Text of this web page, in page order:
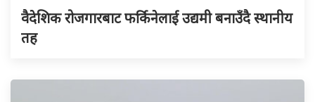
वैदेशिक रोजगारबाट फर्किनेलाई उद्यमी बनाउँदै स्थानीय
तह